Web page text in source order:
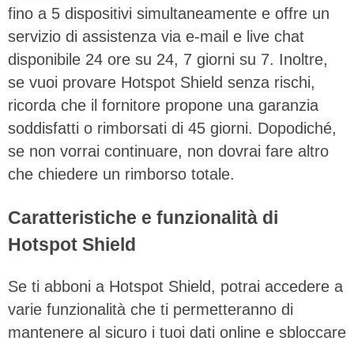
fino a 5 dispositivi simultaneamente e offre un
servizio di assistenza via e-mail e live chat
disponibile 24 ore su 24, 7 giorni su 7. Inoltre,
se vuoi provare Hotspot Shield senza rischi,
ricorda che il fornitore propone una garanzia
soddisfatti o rimborsati di 45 giorni. Dopodiché,
se non vorrai continuare, non dovrai fare altro
che chiedere un rimborso totale.
Caratteristiche e funzionalità di
Hotspot Shield
Se ti abboni a Hotspot Shield, potrai accedere a
varie funzionalità che ti permetteranno di
mantenere al sicuro i tuoi dati online e sbloccare